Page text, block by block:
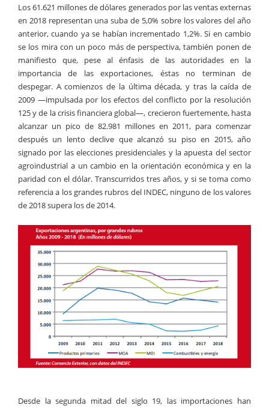
Los 61.621 millones de dólares generados por las ventas externas
en 2018 representan una suba de 5,0% sobre los valores del año
anterior, cuando ya se habían incrementado 1,2%. Si en cambio
se los mira con un poco más de perspectiva, también ponen de
manifiesto que, pese al énfasis de las autoridades en la
importancia de las exportaciones, éstas no terminan de
despegar. A comienzos de la última década, y tras la caída de
2009 —impulsada por los efectos del conflicto por la resolución
125 y de la crisis financiera global—, crecieron fuertemente, hasta
alcanzar un pico de 82.981 millones en 2011, para comenzar
después un lento declive que alcanzó su piso en 2015, año
signado por las elecciones presidenciales y la apuesta del sector
agroindustrial a un cambio en la orientación económica y en la
paridad con el dólar. Transcurridos tres años, y si se toma como
referencia a los grandes rubros del INDEC, ninguno de los valores
de 2018 supera los de 2014.
Desde la segunda mitad del siglo 19, las importaciones han